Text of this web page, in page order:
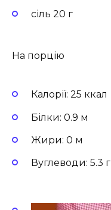
сіль 20 г
На порцію
Калорії: 25 ккал
Білки: 0.9 м
Жири: 0 м
Вуглеводи: 5.3 г